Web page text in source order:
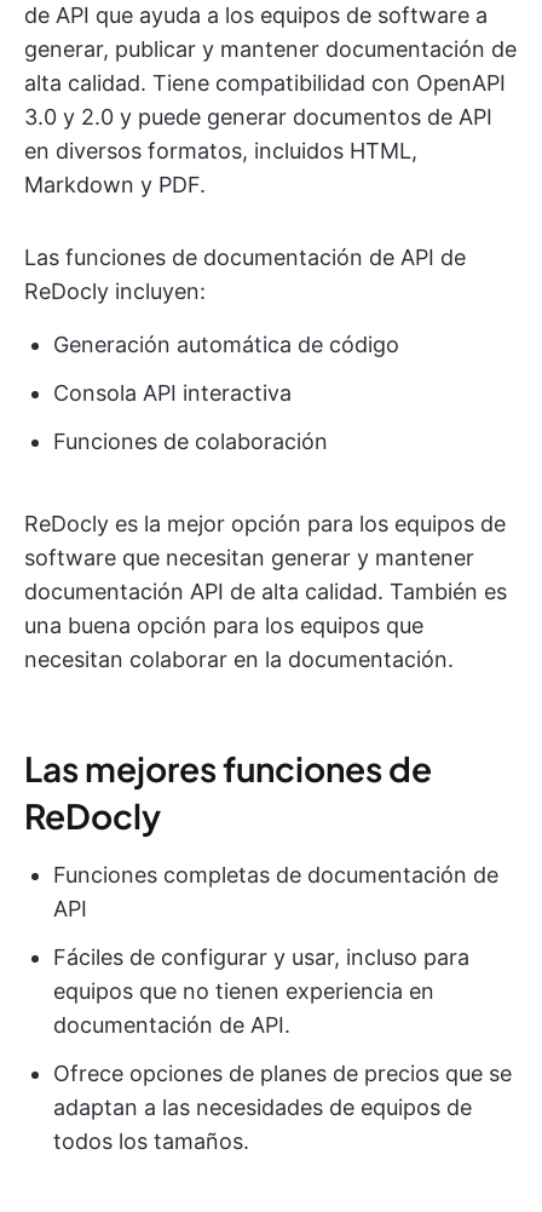
de API que ayuda a los equipos de software a
generar, publicar y mantener documentación de
alta calidad. Tiene compatibilidad con OpenAPI
3.0 y 2.0 y puede generar documentos de API
en diversos formatos, incluidos HTML,
Markdown y PDF.
Las funciones de documentación de API de
ReDocly incluyen:
Generación automática de código
Consola API interactiva
Funciones de colaboración
ReDocly es la mejor opción para los equipos de
software que necesitan generar y mantener
documentación API de alta calidad. También es
una buena opción para los equipos que
necesitan colaborar en la documentación.
Las mejores funciones de
ReDocly
Funciones completas de documentación de
API
Fáciles de configurar y usar, incluso para
equipos que no tienen experiencia en
documentación de API.
Ofrece opciones de planes de precios que se
adaptan a las necesidades de equipos de
todos los tamaños.